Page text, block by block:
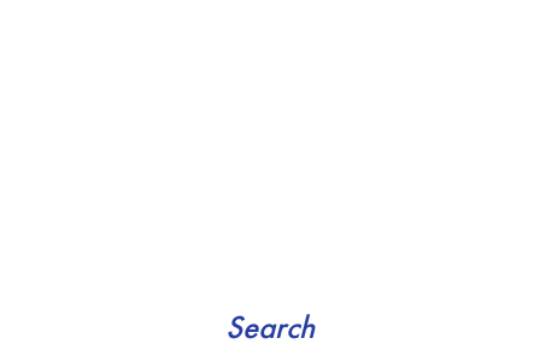
Search